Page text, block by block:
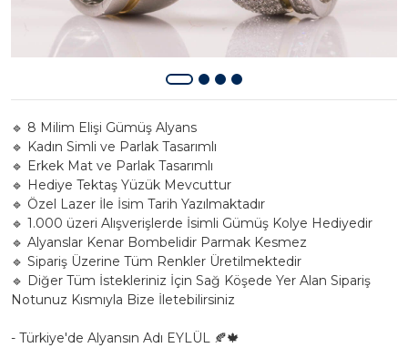
🔹 8 Milim Elişi Gümüş Alyans
🔹 Kadın Simli ve Parlak Tasarımlı
🔹 Erkek Mat ve Parlak Tasarımlı
🔹 Hediye Tektaş Yüzük Mevcuttur
🔹 Özel Lazer İle İsim Tarih Yazılmaktadır
🔹 1.000 üzeri Alışverişlerde İsimli Gümüş Kolye Hediyedir
🔹 Alyanslar Kenar Bombelidir Parmak Kesmez
🔹 Sipariş Üzerine Tüm Renkler Üretilmektedir
🔹 Diğer Tüm İstekleriniz İçin Sağ Köşede Yer Alan Sipariş
Notunuz Kısmıyla Bize İletebilirsiniz
- Türkiye'de Alyansın Adı EYLÜL 🍂🍁